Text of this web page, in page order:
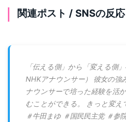
関連ポスト / SNSの反応
「伝える側」から「変える側
NHKアナウンサー） 彼女の強
ナウンサーで培った経験を活
むことができる。 きっと変え
＃牛田まゆ ＃国民民主党 ＃参